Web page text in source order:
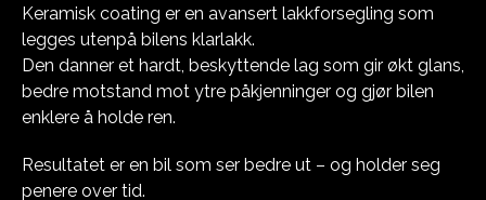
Keramisk coating er en avansert lakkforsegling som
legges utenpå bilens klarlakk.
Den danner et hardt, beskyttende lag som gir økt glans,
bedre motstand mot ytre påkjenninger og gjør bilen
enklere å holde ren.
Resultatet er en bil som ser bedre ut – og holder seg
penere over tid.